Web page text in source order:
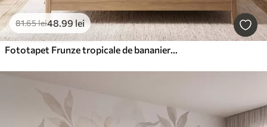
81.65lei48.99 lei
Fototapet Frunze tropicale de bananier cu ciorchini de boabe roșii de cafea, în stil acuarelă